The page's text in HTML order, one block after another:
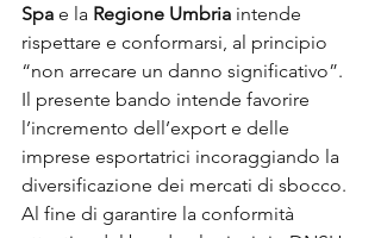
Spa e la Regione Umbria intende
rispettare e conformarsi, al principio
“non arrecare un danno significativo”.
Il presente bando intende favorire
l’incremento dell’export e delle
imprese esportatrici incoraggiando la
diversificazione dei mercati di sbocco.
Al fine di garantire la conformità